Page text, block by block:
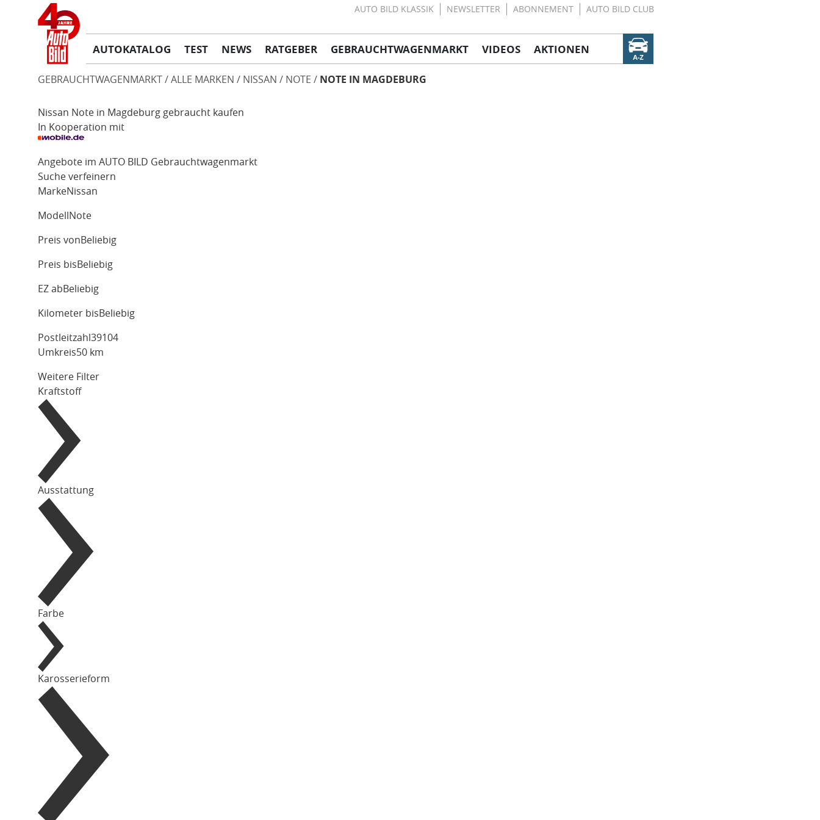
AUTO BILD KLASSIK NEWSLETTER ABONNEMENT AUTO BILD CLUB
AUTOKATALOG TEST NEWS RATGEBER GEBRAUCHTWAGENMARKT VIDEOS AKTIONEN
GEBRAUCHTWAGENMARKT ALLE MARKEN NISSAN NOTE NOTE IN MAGDEBURG
Nissan Note in Magdeburg gebraucht kaufen
In Kooperation mit
Angebote im AUTO BILD Gebrauchtwagenmarkt
Suche verfeinern
MarkeNissan
Modell Note
Preis von Beliebig
Preis bis Beliebig
EZ ab Beliebig
Kilometer bis Beliebig
Postleitzahl
Umkreis50 km
Weitere Filter
Kraftstoff
Ausstattung
Farbe
Karosserieform